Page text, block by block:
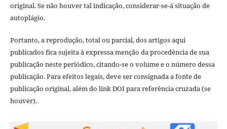
original. Se não houver tal indicação, considerar-se-á situação de
autoplágio.
Portanto, a reprodução, total ou parcial, dos artigos aqui
publicados fica sujeita à expressa menção da procedência de sua
publicação neste periódico, citando-se o volume e o número dessa
publicação. Para efeitos legais, deve ser consignada a fonte de
publicação original, além do link DOI para referência cruzada (se
houver).